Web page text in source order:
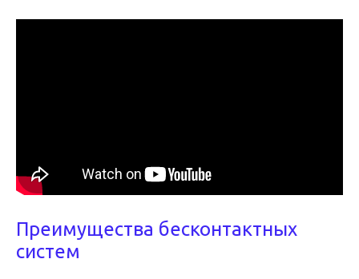
Преимущества бесконтактных
систем